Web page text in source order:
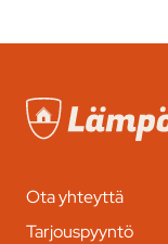
Ota yhteyttä
Tarjouspyyntö